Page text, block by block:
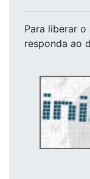
Para liberar o
responda ao